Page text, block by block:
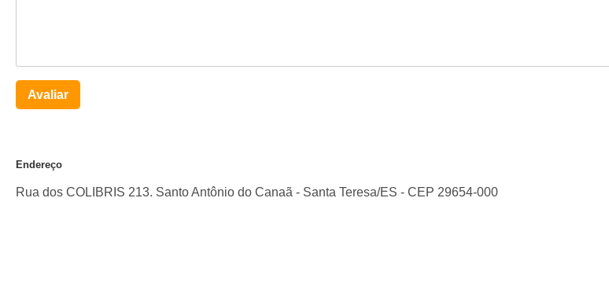
Avaliar
Endereço
Rua dos COLIBRIS 213. Santo Antônio do Canaã - Santa Teresa/ES - CEP 29654-000